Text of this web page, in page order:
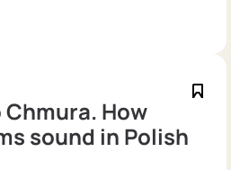
How
sound in Polish